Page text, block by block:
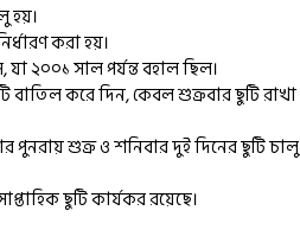
হয়।
করা হয়।
২০০১ সাল পর্যন্ত বহাল ছিল।
বাতিল করে দিন, কেবল শুক্রবার ছুটি রাখা
পুনরায় শুক্র ও শনিবার দুই দিনের ছুটি চালু
ছুটি কার্যকর রয়েছে।